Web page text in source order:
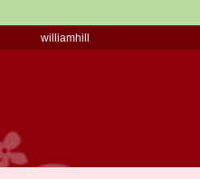
williamhill